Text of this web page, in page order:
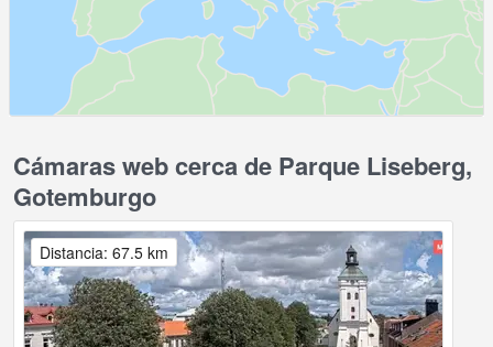
Cámaras web cerca de Parque Liseberg,
Gotemburgo
Distancia: 67.5 km